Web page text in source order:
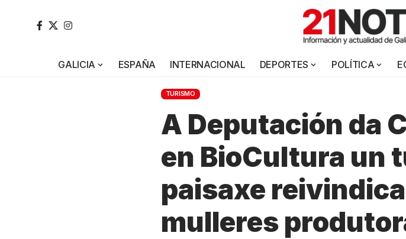
GALICIA ESPAÑA INTERNACIONAL DEPORTES POLÍTICA
TURISMO
A Deputación da
en BioCultura un
paisaxe
mulleres